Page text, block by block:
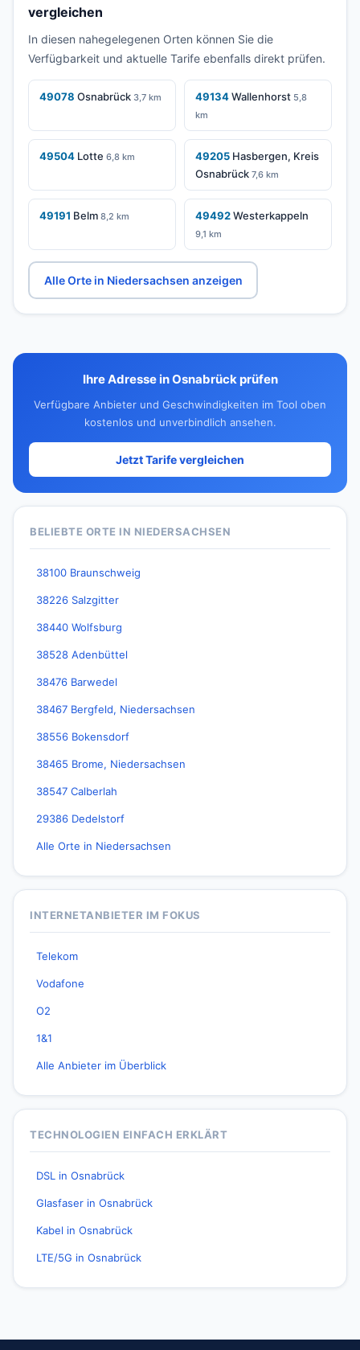
vergleichen
In diesen nahegelegenen Orten können Sie die
Verfügbarkeit und aktuelle Tarife ebenfalls direkt prüfen.
49078 Osnabrück 3,7 km 49134Wallenhorst 5,8
km
49504 Lotte 6,8 km 49205 Hasbergen, Kreis
Osnabrück 7,6 km
49191 Belm 8,2 km 49492Westerkappeln
9,1 km
Alle Orte in Niedersachsen anzeigen
Ihre Adresse in Osnabrück prüfen
Verfügbare Anbieter und Geschwindigkeiten im Tool oben
kostenlos und unverbindlich ansehen.
Jetzt Tarife vergleichen
BELIEBTE ORTE IN NIEDERSACHSEN
38100 Braunschweig
38226 Salzgitter
38440 Wolfsburg
38528 Adenbüttel
38476 Barwedel
38467 Bergfeld, Niedersachsen
38556 Bokensdorf
38465 Brome, Niedersachsen
38547 Calberlah
29386 Dedelstorf
Alle Orte in Niedersachsen
INTERNETANBIETER IM FOKUS
Telekom
Vodafone
O2
1&1
Alle Anbieter im Überblick
TECHNOLOGIEN EINFACH ERKLÄRT
DSL in Osnabrück
Glasfaser in Osnabrück
Kabel in Osnabrück
LTE/5G in Osnabrück